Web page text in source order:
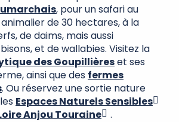
, pour un safari au
de 30 hectares, à la
de daims, mais aussi
et de wallabies. Visitez la
des Goupillièreset ses
ainsi que des fermes
. Ou réservez une sortie nature
Espaces Naturels Sensibles
Anjou Touraine .